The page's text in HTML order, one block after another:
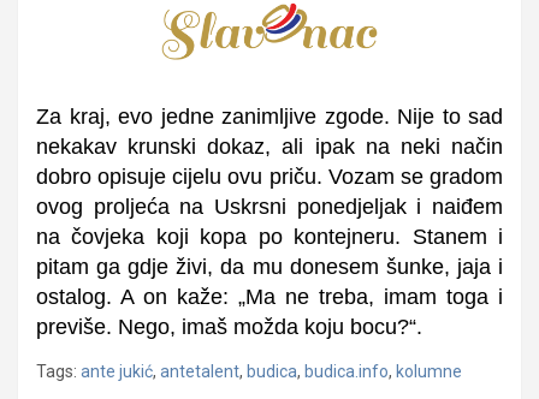
Za kraj, evo jedne zanimljive zgode. Nije to sad
nekakav krunski dokaz, ali ipak na neki način
dobro opisuje cijelu ovu priču. Vozam se gradom
ovog proljeća na Uskrsni ponedjeljak i naiđem
na čovjeka koji kopa po kontejneru. Stanem i
pitam ga gdje živi, da mu donesem šunke, jaja i
ostalog. A on kaže: „Ma ne treba, imam toga i
previše. Nego, imaš možda koju bocu?“.
Tags: ante jukić, antetalent, budica, budica.info, kolumne